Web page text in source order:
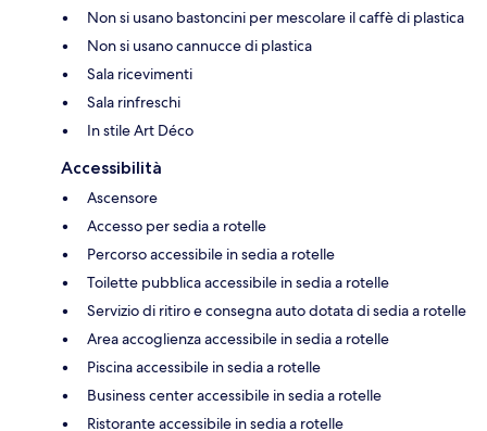
Non si usano bastoncini per mescolare il caffè di plastica
Non si usano cannucce di plastica
Sala ricevimenti
Sala rinfreschi
In stile Art Déco
Accessibilità
Ascensore
Accesso per sedia a rotelle
Percorso accessibile in sedia a rotelle
Toilette pubblica accessibile in sedia a rotelle
Servizio di ritiro e consegna auto dotata di sedia a rotelle
Area accoglienza accessibile in sedia a rotelle
Piscina accessibile in sedia a rotelle
Business center accessibile in sedia a rotelle
Ristorante accessibile in sedia a rotelle